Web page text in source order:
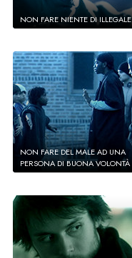
NON FARE NIENTE DI ILLEGALE
NON FARE DEL MALE AD UNA
PERSONA DI BUONA VOLONTÀ